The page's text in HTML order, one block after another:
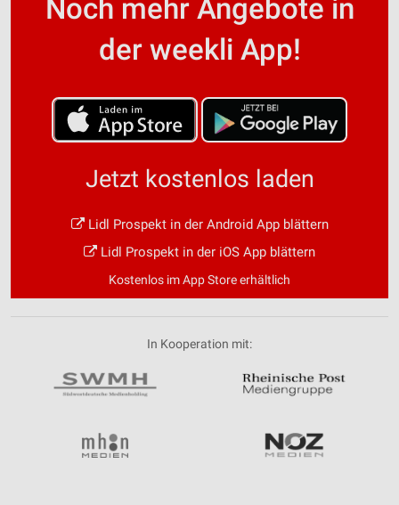
Noch mehr Angebote in
der weekli App!
Jetzt kostenlos laden
Lidl Prospekt in der Android App blättern
Lidl Prospekt in der iOS App blättern
Kostenlos im App Store erhältlich
In Kooperation mit: